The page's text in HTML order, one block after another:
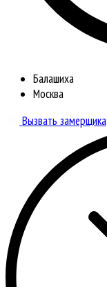
Балашиха
Москва
Вызвать замерщика